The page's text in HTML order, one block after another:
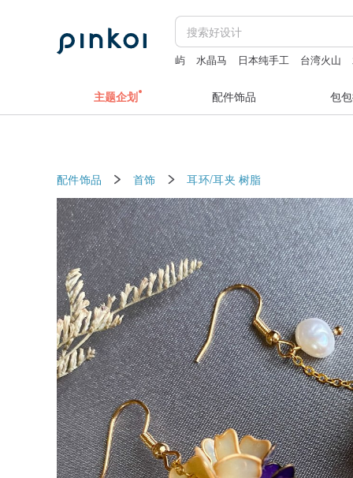
屿 水晶马 日本纯手工 台湾火山
主题企划 配件饰品 包
配件饰品 首饰 耳环/耳夹 树脂